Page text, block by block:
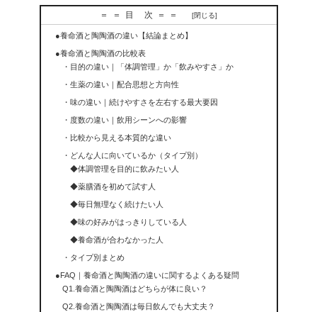
＝＝目 次＝＝
●養命酒と陶陶酒の違い【結論まとめ】
●養命酒と陶陶酒の比較表
・目的の違い｜「体調管理」か「飲みやすさ」か
・生薬の違い｜配合思想と方向性
・味の違い｜続けやすさを左右する最大要因
・度数の違い｜飲用シーンへの影響
・比較から見える本質的な違い
・どんな人に向いているか（タイプ別）
◆体調管理を目的に飲みたい人
◆薬膳酒を初めて試す人
◆毎日無理なく続けたい人
◆味の好みがはっきりしている人
◆養命酒が合わなかった人
・タイプ別まとめ
●FAQ｜養命酒と陶陶酒の違いに関するよくある疑問
Q1.養命酒と陶陶酒はどちらが体に良い？
Q2.養命酒と陶陶酒は毎日飲んでも大丈夫？